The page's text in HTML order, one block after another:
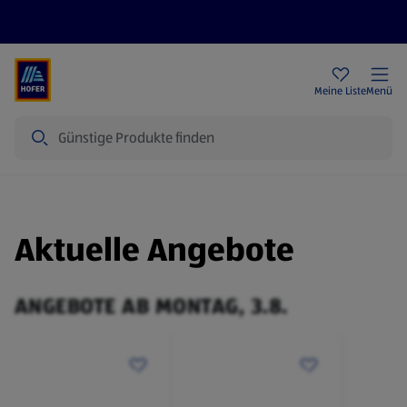
Meine ListeMenü
Aktuelle Angebote
ANGEBOTE AB MONTAG, 3.8.